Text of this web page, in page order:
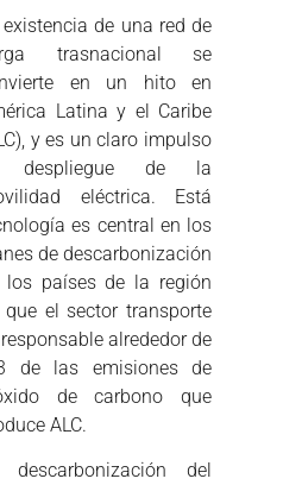
existencia de una red de
trasnacional se
en un hito en
Latina y el Caribe
y es un claro impulso
despliegue de la
eléctrica. Está
es central en los
de descarbonización
los países de la región
el sector transporte
alrededor de
de las emisiones de
de carbono que
ALC.
descarbonización del